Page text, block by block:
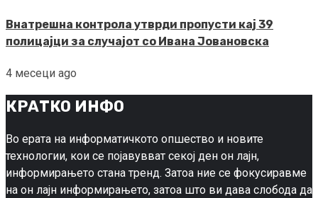
Внатрешна контрола утврди пропусти кај 39
полицајци за случајот со Ивана Јовановска
4 месеци ago
КРАТКО ИНФО
Во ерата на информатичкото опшество и новите
технологии, кои се појавувват секој ден он лајн,
информирањето стана тренд. Затоа ние се фокусиравме
на он лајн информирањето, затоа што ви дава слобода да